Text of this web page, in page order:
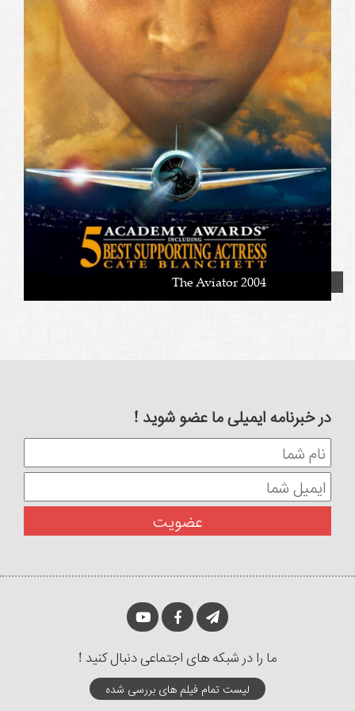
The Aviator 2004
در خبرنامه ایمیلی ما عضو شوید !
ما را در شبکه های اجتماعی دنبال کنید !
لیست تمام فیلم های بررسی شده